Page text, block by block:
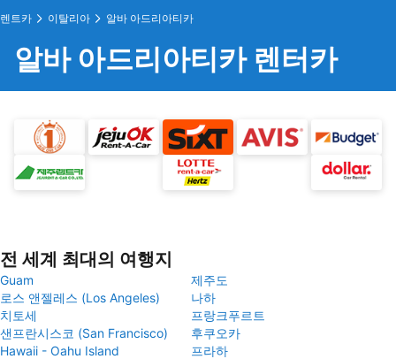
렌트카 이탈리아 알바 아드리아티카
알바 아드리아티카 렌터카
전 세계 최대의 여행지
Guam
제주도
로스 앤젤레스 (Los Angeles)
나하
치토세
프랑크푸르트
샌프란시스코 (San Francisco)
후쿠오카
Hawaii - Oahu Island
프라하